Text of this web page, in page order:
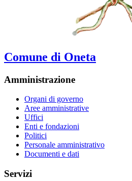
Comune di Oneta
Amministrazione
Organi di governo
Aree amministrative
Uffici
Enti e fondazioni
Politici
Personale amministrativo
Documenti e dati
Servizi